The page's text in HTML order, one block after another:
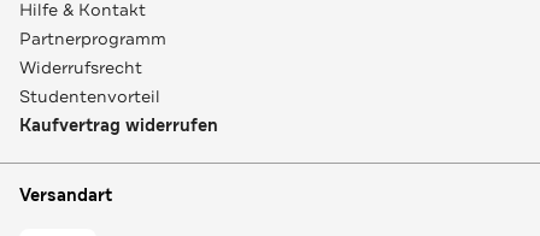
Hilfe & Kontakt
Partnerprogramm
Widerrufsrecht
Studentenvorteil
Kaufvertrag widerrufen
Versandart